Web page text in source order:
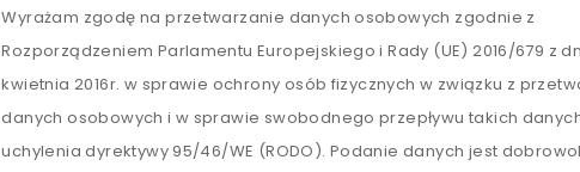
Wyrażam zgodę na przetwarzanie danych osobowych zgodnie z
Rozporządzeniem Parlamentu Europejskiego i Rady (UE) 2016/679 z
kwietnia 2016r. w sprawie ochrony osób fizycznych w związku z
danych osobowych i w sprawie swobodnego przepływu takich
uchylenia dyrektywy 95/46/WE (RODO). Podanie danych jest